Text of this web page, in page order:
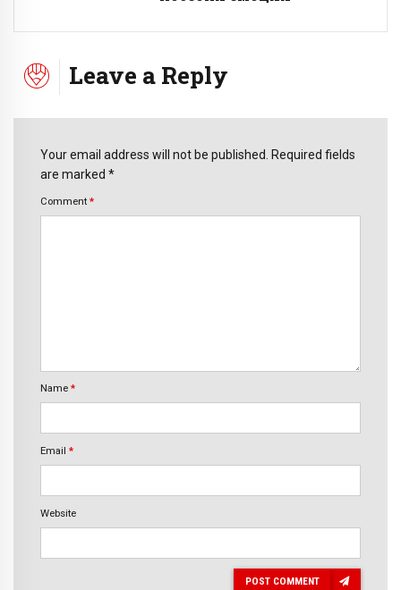
Leave a Reply
Your email address will not be published. Required fields
are marked *
Comment *
Name *
Email *
Website
POST COMMENT